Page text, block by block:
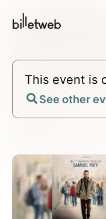
This event is
See other